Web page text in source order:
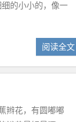
细的小小的，像一
阅读全文
辫花，有圆嘟嘟